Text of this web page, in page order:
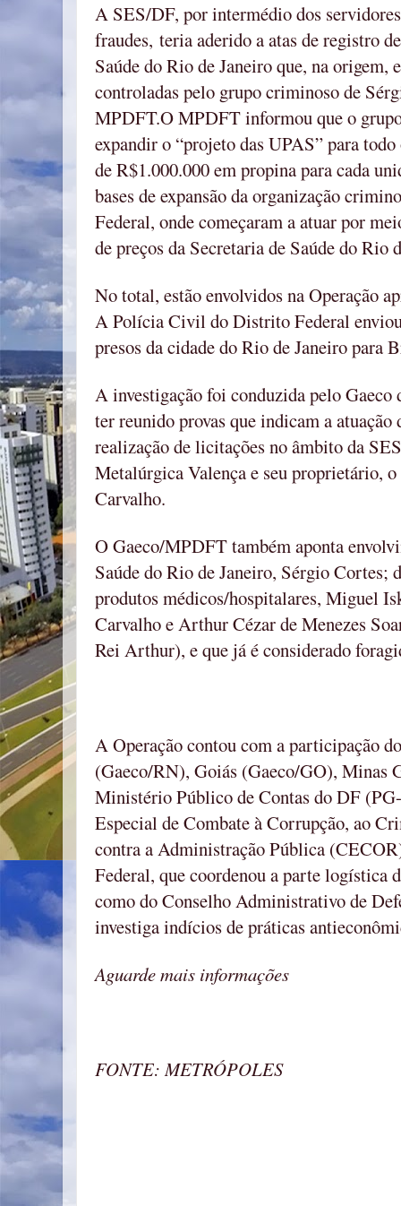
A SES/DF, por intermédio dos
fraudes, teria aderido a atas de registro
Saúde do Rio de Janeiro que, na origem,
controladas pelo grupo criminoso de
MPDFT.O MPDFT informou que o
expandir o “projeto das UPAS” para
de R$1.000.000 em propina para cada
bases de expansão da organização
Federal, onde começaram a atuar por
de preços da Secretaria de Saúde do Rio
No total, estão envolvidos na Operação
A Polícia Civil do Distrito Federal
presos da cidade do Rio de Janeiro para
A investigação foi conduzida pelo
ter reunido provas que indicam a
realização de licitações no âmbito da
Metalúrgica Valença e seu proprietário,
Carvalho.
O Gaeco/MPDFT também aponta
Saúde do Rio de Janeiro, Sérgio Cortes;
produtos médicos/hospitalares, Miguel
Carvalho e Arthur Cézar de Menezes
Rei Arthur), e que já é considerado
A Operação contou com a participação
(Gaeco/RN), Goiás (Gaeco/GO), Minas
Ministério Público de Contas do DF
Especial de Combate à Corrupção, ao
contra a Administração Pública
Federal, que coordenou a parte logística
como do Conselho Administrativo de
investiga indícios de práticas
Aguarde mais informações
FONTE: METRÓPOLES